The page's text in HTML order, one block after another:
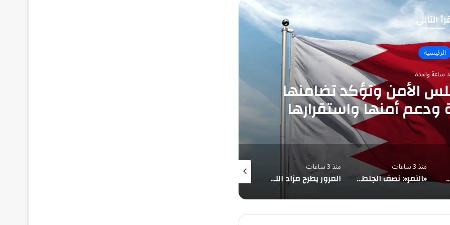
التالي
الرئيسية
ساعة واحدة
الأمن وتؤكد تضامنها
أمنها واستقرارها
4 محافظات بمنطقة مكة المكرمة
منذ 3 ساعات
«النمر»: نصف الجلطات القلبية تقع دون محفز واضح والغضب أبرز المسببات
منذ 3 ساعات
المرور يطرح مزاد اللوحات المميزة إلكترونياً عبر «أبشر» حتى الاثنين
منذ 4 ساعات